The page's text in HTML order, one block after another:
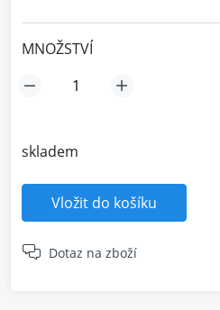
MNOŽSTVÍ
skladem
Vložit do košíku
Dotaz na zboží